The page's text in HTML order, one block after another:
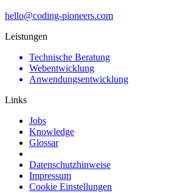
hello@coding-pioneers.com
Leistungen
Technische Beratung
Webentwicklung
Anwendungsentwicklung
Links
Jobs
Knowledge
Glossar
Datenschutzhinweise
Impressum
Cookie Einstellungen